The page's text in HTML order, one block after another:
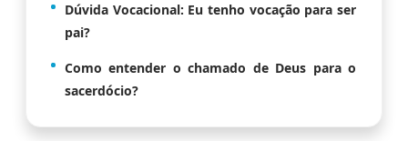
Dúvida Vocacional: Eu tenho vocação para ser
pai?
Como entender o chamado de Deus para o
sacerdócio?